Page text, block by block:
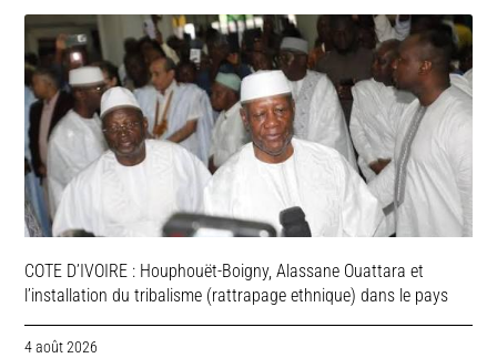
COTE D’IVOIRE : Houphouët-Boigny, Alassane Ouattara et
l’installation du tribalisme (rattrapage ethnique) dans le pays
4 août 2026